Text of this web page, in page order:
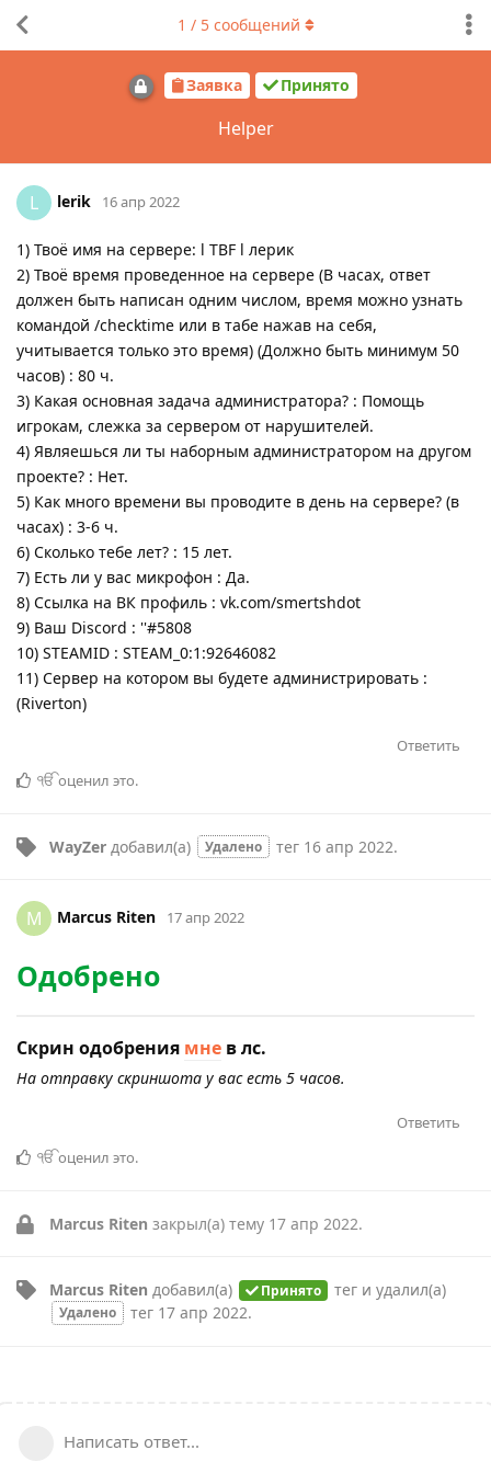
Заявка Принято
Helper
1 / 5сообщений
L lerik 16 апр 2022
1) Твоё имя на сервере: l TBF l лерик
2) Твоё время проведенное на сервере (В часах, ответ
должен быть написан одним числом, время можно узнать
командой /checktime или в табе нажав на себя,
учитывается только это время) (Должно быть минимум 50
часов) : 80 ч.
3) Какая основная задача администратора? : Помощь
игрокам, слежка за сервером от нарушителей.
4) Являешься ли ты наборным администратором на другом
проекте? : Нет.
5) Как много времени вы проводите в день на сервере? (в
часах) : 3-6 ч.
6) Сколько тебе лет? : 15 лет.
7) Есть ли у вас микрофон : Да.
8) Ссылка на ВК профиль : vk.com/smertshdot
9) Ваш Discord : ''#5808
10) STEAMID : STEAM_0:1:92646082
11) Сервер на котором вы будете администрировать :
(Riverton)
Ответить
ੴоценил это.
WayZer добавил(а) Удалено тег 16 апр 2022.
M Marcus Riten 17 апр 2022
Одобрено
Скрин одобрения мне в лс.
На отправку скриншота у вас есть 5 часов.
Ответить
ੴоценил это.
Marcus Riten закрыл(а) тему 17 апр 2022.
Marcus Riten добавил(а) Принято теги удалил(а)
Удалено тег 17 апр 2022.
Написать ответ...